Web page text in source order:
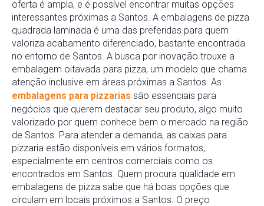
oferta é ampla, e é possível encontrar muitas opções
interessantes próximas a Santos. A embalagens de pizza
quadrada laminada é uma das preferidas para quem
valoriza acabamento diferenciado, bastante encontrada
no entorno de Santos. A busca por inovação trouxe a
embalagem oitavada para pizza, um modelo que chama
atenção inclusive em áreas próximas a Santos. As
embalagens para pizzarias são essenciais para
negócios que querem destacar seu produto, algo muito
valorizado por quem conhece bem o mercado na região
de Santos. Para atender a demanda, as caixas para
pizzaria estão disponíveis em vários formatos,
especialmente em centros comerciais como os
encontrados em Santos. Quem procura qualidade em
embalagens de pizza sabe que há boas opções que
circulam em locais próximos a Santos. O preço